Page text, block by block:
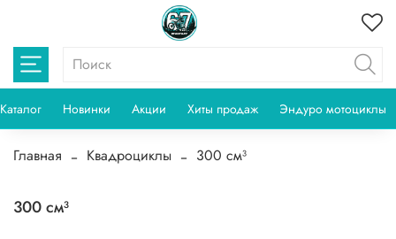
Каталог Новинки Акции Хиты продаж Эндуро мотоциклы
Главная Квадроциклы 300 см³
300 см³